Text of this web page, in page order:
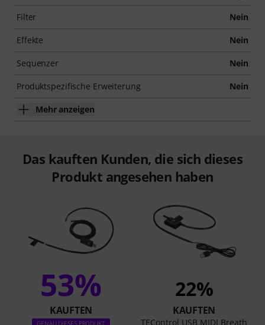
Filter Nein
Effekte Nein
Sequenzer Nein
Produktspezifische Erweiterung Nein
Mehr anzeigen
Das kauften Kunden, die sich dieses
Produkt angesehen haben
53%
KAUFTEN
GENAU DIESES PRODUKT
22%
KAUFTEN
TEControl USB MIDI Breath